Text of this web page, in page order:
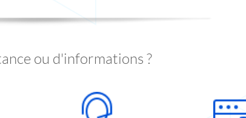
ou d'informations ?